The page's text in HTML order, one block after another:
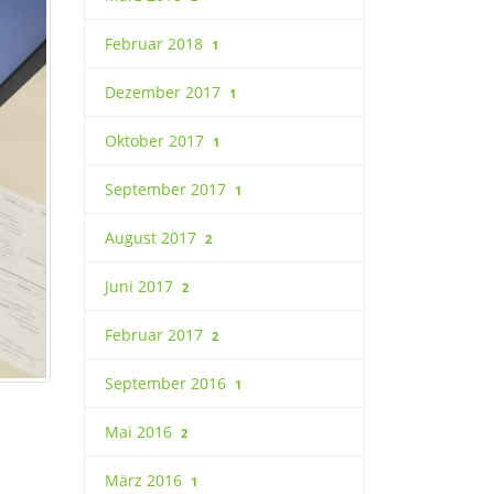
Februar 2018 1
Dezember 2017 1
Oktober 2017 1
September 2017 1
August 2017 2
Juni 2017 2
Februar 2017 2
September 2016 1
Mai 2016 2
März 2016 1